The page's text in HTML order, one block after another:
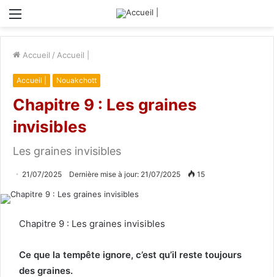
Menu
Accueil / Accueil |
Accueil | Nouakchott
Chapitre 9 : Les graines
invisibles
Les graines invisibles
21/07/2025 Dernière mise à jour: 21/07/2025 15
Chapitre 9 : Les graines invisibles
Ce que la tempête ignore, c’est qu’il reste toujours
des graines.